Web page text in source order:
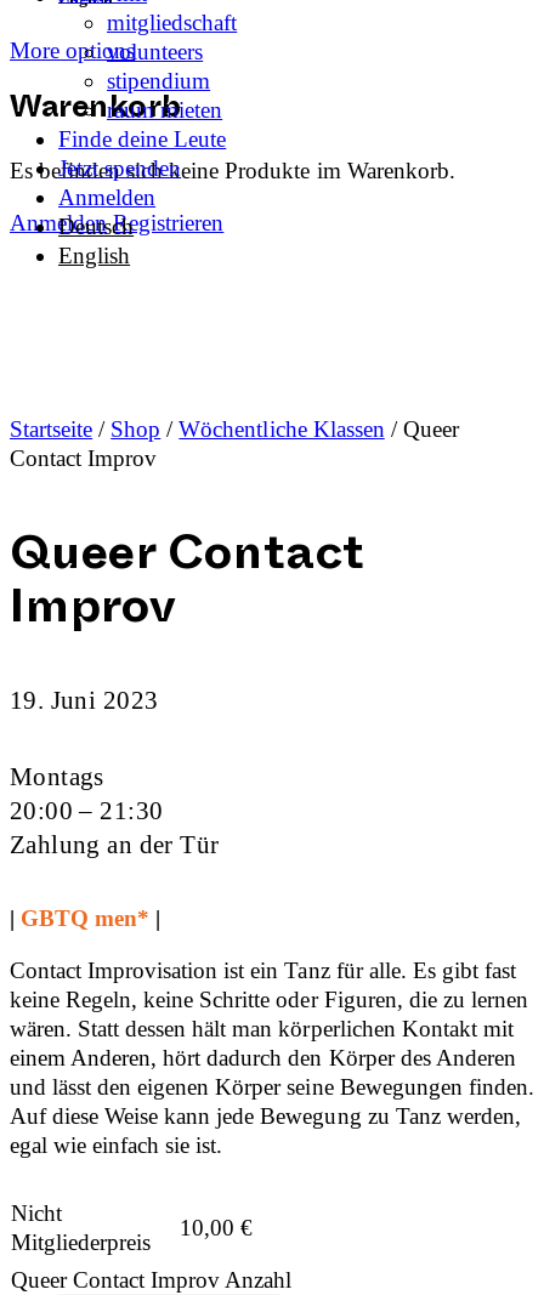
More options
Warenkorb
Es befinden sich keine Produkte im Warenkorb.
Anmelden Registrieren
mitgliedschaft
volunteers
stipendium
raum mieten
Finde deine Leute
Jetzt spenden
Anmelden
Deutsch
English
Startseite / Shop /Wöchentliche Klassen/ Queer
Contact Improv
Queer Contact
Improv
19. Juni 2023
Montags
20:00 – 21:30
Zahlung an der Tür
| GBTQ men* |
Contact Improvisation ist ein Tanz für alle. Es gibt fast
keine Regeln, keine Schritte oder Figuren, die zu lernen
wären. Statt dessen hält man körperlichen Kontakt mit
einem Anderen, hört dadurch den Körper des Anderen
und lässt den eigenen Körper seine Bewegungen finden.
Auf diese Weise kann jede Bewegung zu Tanz werden,
egal wie einfach sie ist.
Nicht
Mitgliederpreis
10,00€
Queer Contact Improv Anzahl